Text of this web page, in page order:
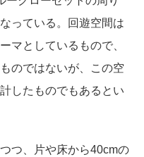
っている。回遊空間は
マとしているもので、
のではないが、この空
したものでもあるとい
つ、片や床から40cmの